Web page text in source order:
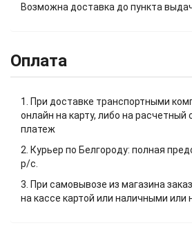
Возможна доставка до пункта
Оплата
1. При доставке транспортными
онлайн на карту, либо на
платеж
2. Курьер по Белгороду: полная
р/с.
3. При самовывозе из магазина
на кассе картой или наличными или